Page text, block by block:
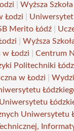
Wyższa
Łodzi
Uniwersytet
Merito Łódź
Wyższa
w Łodzi
Centrum
Politechniki
w Łodzi
Uniwersytetu